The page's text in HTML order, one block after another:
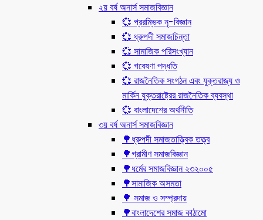
২য় বর্ষ অনার্স সমাজবিজ্ঞান
💞 প্ররম্ভিক নৃ-বিজ্ঞান
💞 ধ্রুপদী সমাজচিন্তা
💞 সামাজিক পরিসংখ্যান
💞 গবেষণা পদ্ধতি
💞 রাজনৈতিক সংগঠন এবং যুক্তরাজ্য ও
মার্কিন যুক্তরাষ্ট্রের রাজনৈতিক ব্যবস্থা
💞 বাংলাদেশের অর্থনীতি
৩য় বর্ষ অনার্স সমাজবিজ্ঞান
🌳ধ্রুপদী সমাজতাত্ত্বিক তত্ত্ব
🌳গ্রামীণ সমাজবিজ্ঞান
🌳ধর্মের সমাজবিজ্ঞান ২৩২০০৫
🌳সামাজিক অসমতা
🌳 সমাজ ও সম্প্রদায়
🌳বাংলাদেশের সমাজ কাঠামো